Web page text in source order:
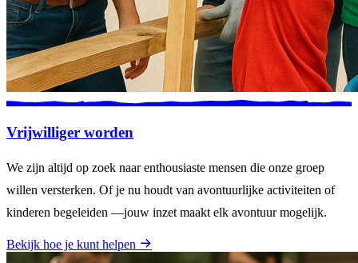
Vrijwilliger worden
We zijn altijd op zoek naar enthousiaste mensen die onze groep
willen versterken. Of je nu houdt van avontuurlijke activiteiten of
kinderen begeleiden —jouw inzet maakt elk avontuur mogelijk.
Bekijk hoe je kunt helpen